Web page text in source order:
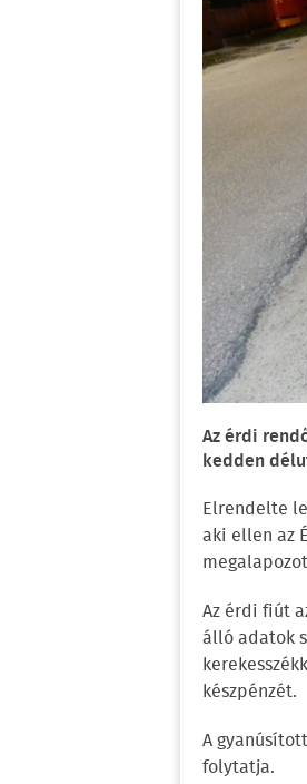
Az érdi
kedden
Elrendelte
aki ellen az
Az érdi fiút
álló adatok
készpénzét.
A
folytatja.